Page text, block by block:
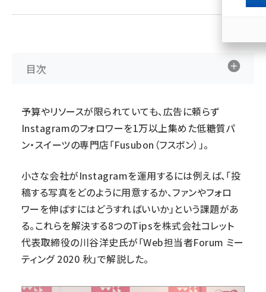
目次
予算やリソースが限られていても、広告に頼らず
Instagramのフォロワーを1万以上集めた低糖質パ
ン・スイーツの専門店「Fusubon（フスボン） 」。
小さな会社がInstagramを運用するには例えば、「投
稿する写真をどのように用意するか、ファンやフォロ
ワーを伸ばすにはどうすればいいか」という課題があ
る。これらを解決する8つのTipsを株式会社コレット
代表取締役の川谷洋史氏が「Web担当者Forum ミー
ティング 2020 秋」で解説した。